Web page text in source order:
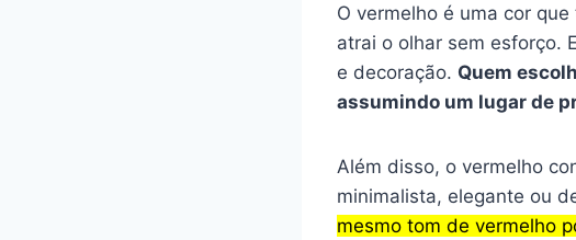
O vermelho é uma cor
atrai o olhar sem esforço.
e decoração. Quem
assumindo um lugar de
Além disso, o vermelho
minimalista, elegante ou
mesmo tom de vermelho